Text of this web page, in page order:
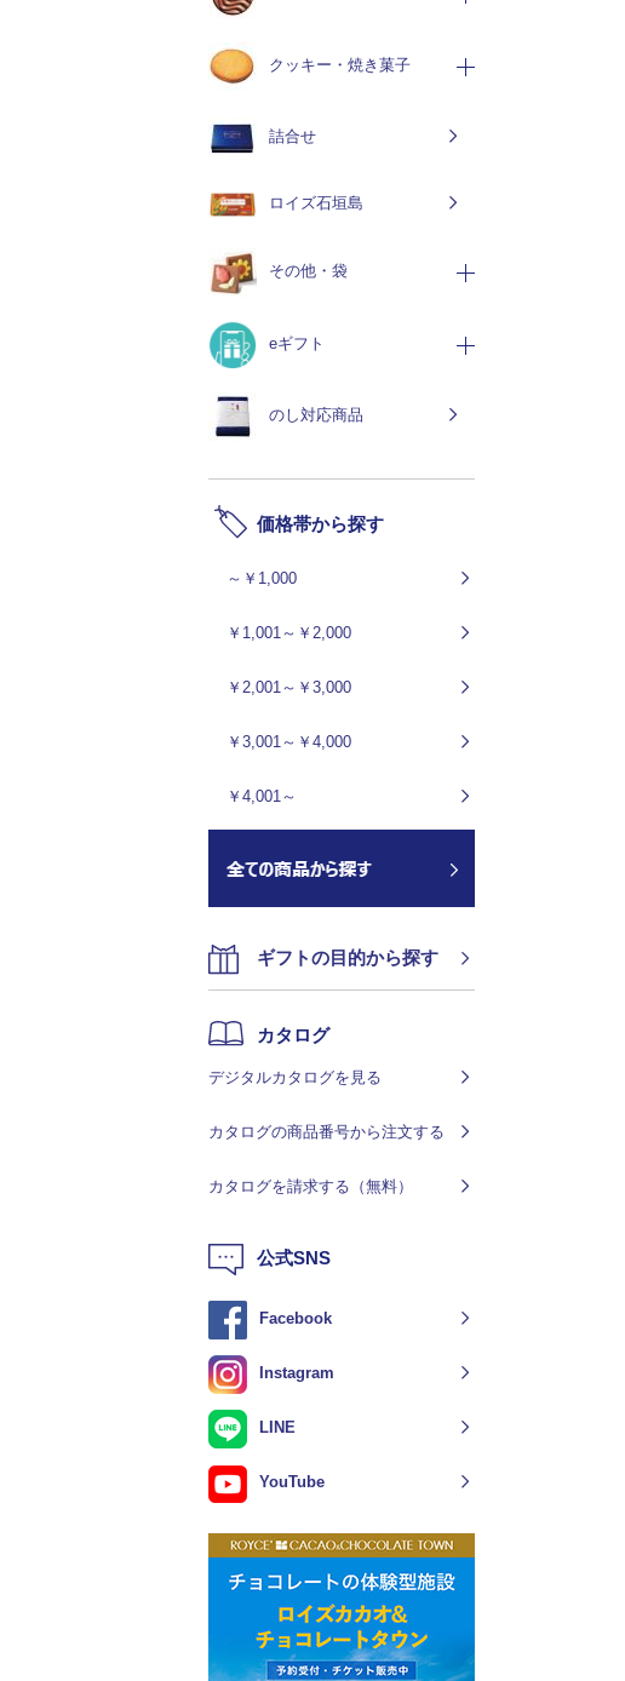
クッキー・焼き菓子
詰合せ
ロイズ石垣島
その他・袋
eギフト
のし対応商品
価格帯から探す
～￥1,000
￥1,001～￥2,000
￥2,001～￥3,000
￥3,001～￥4,000
￥4,001～
ギフトの目的から探す
カタログ
デジタルカタログを見る
カタログの商品番号から注文する
カタログを請求する（無料）
公式SNS
Facebook
Instagram
LINE
YouTube